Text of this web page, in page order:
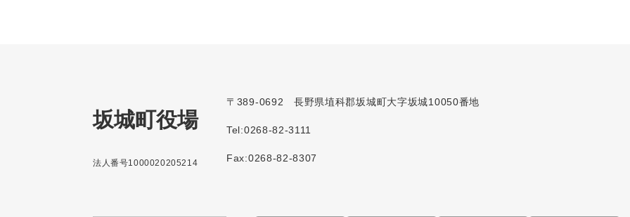
坂城町役場
法人番号1000020205214
〒389-0692 長野県埴科郡坂城町大字坂城10050番地
Tel:0268-82-3111
Fax:0268-82-8307